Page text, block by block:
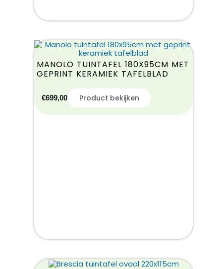
MANOLO TUINTAFEL 180X95CM MET
GEPRINT KERAMIEK TAFELBLAD
€699,00 Product bekijken